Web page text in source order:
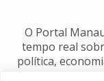
O Portal
tempo real
política,